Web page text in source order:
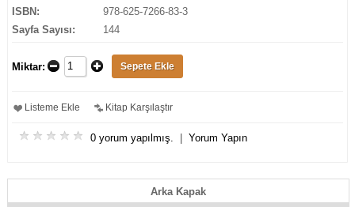
ISBN:
978-625-7266-83-3
Sayfa Sayısı:
144
Miktar:
Listeme Ekle Kitap Karşılaştır
0 yorum yapılmış. Yorum Yapın
Arka Kapak